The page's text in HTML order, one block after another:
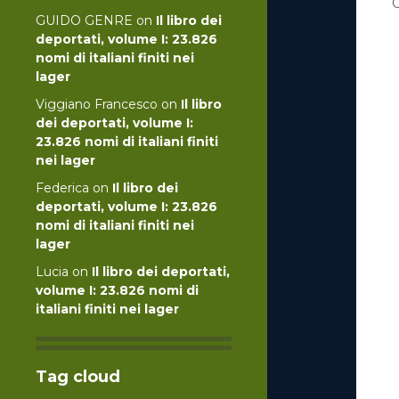
GUIDO GENRE on Il libro dei
deportati, volume I: 23.826
nomi di italiani finiti nei
lager
Viggiano Francesco on Il libro
dei deportati, volume I:
23.826 nomi di italiani finiti
nei lager
Federica on Il libro dei
deportati, volume I: 23.826
nomi di italiani finiti nei
lager
Lucia on Il libro dei deportati,
volume I: 23.826 nomi di
italiani finiti nei lager
Tag cloud